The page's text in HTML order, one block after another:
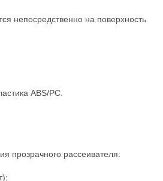
непосредственно на поверхность
ABS/PC.
прозрачного рассеивателя: